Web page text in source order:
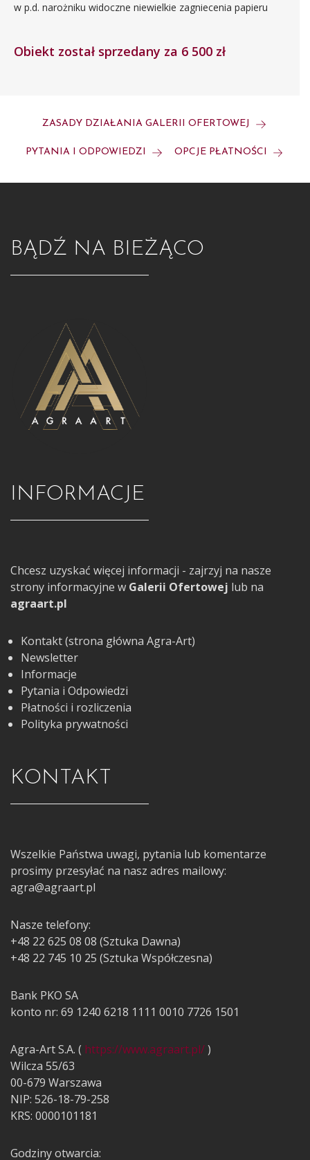
w p.d. narożniku widoczne niewielkie zagniecenia papieru
Obiekt został sprzedany za 6 500 zł
ZASADY DZIAŁANIA GALERII OFERTOWEJ
PYTANIA I ODPOWIEDZI OPCJE PŁATNOŚCI
BĄDŹ NA BIEŻĄCO
INFORMACJE
Chcesz uzyskać więcej informacji - zajrzyj na nasze
strony informacyjne w Galerii Ofertowej lub na
agraart.pl
Kontakt (strona główna Agra-Art)
Newsletter
Informacje
Pytania i Odpowiedzi
Płatności i rozliczenia
Polityka prywatności
KONTAKT
Wszelkie Państwa uwagi, pytania lub komentarze
prosimy przesyłać na nasz adres mailowy:
agra@agraart.pl
Nasze telefony:
+48 22 625 08 08 (Sztuka Dawna)
+48 22 745 10 25 (Sztuka Współczesna)
Bank PKO SA
konto nr: 69 1240 6218 1111 0010 7726 1501
Agra-Art S.A. ( https://www.agraart.pl/)
Wilcza 55/63
00-679 Warszawa
NIP: 526-18-79-258
KRS: 0000101181
Godziny otwarcia: